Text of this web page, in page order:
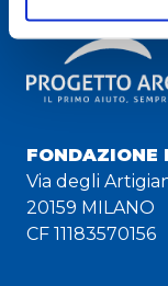
FONDAZIONE
Via degli
20159 MILANO
CF 11183570156